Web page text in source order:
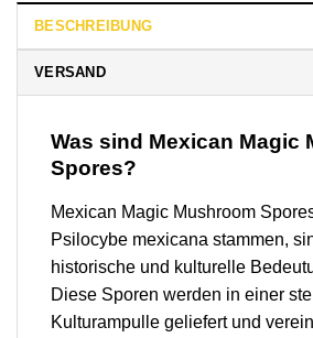
BESCHREIBUNG
VERSAND
Was sind Mexican Magic
Spores?
Mexican Magic Mushroom
Psilocybe mexicana stammen,
historische und kulturelle
Diese Sporen werden in einer
Kulturampulle geliefert und